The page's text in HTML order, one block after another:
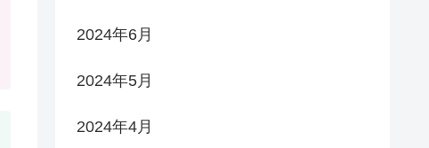
2024年6月
2024年5月
2024年4月